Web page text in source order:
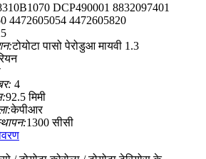
DCP490001 8832097401
4472605054 4472605820
टोयोटा पासो पेरोडुआ मायवी 1.3
4
92.5 मिमी
केपीआर
1300 सीसी